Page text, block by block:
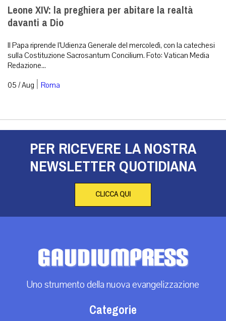
Leone XIV: la preghiera per abitare la realtà
davanti a Dio
Il Papa riprende l’Udienza Generale del mercoledì, con la catechesi
sulla Costituzione Sacrosantum Concilium. Foto: Vatican Media
Redazione...
05 / Aug | Roma
PER RICEVERE LA NOSTRA
NEWSLETTER QUOTIDIANA
CLICCA QUI
Uno strumento della nuova evangelizzazione
Categorie